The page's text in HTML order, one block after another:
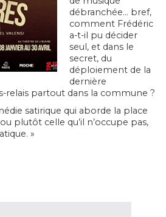
débranchée… bref,
comment Frédéric
a-t-il pu décider
seul, et dans le
secret, du
déploiement de la
dernière
relais partout dans la commune ?
satirique qui aborde la place
plutôt celle qu’il n’occupe pas,
»